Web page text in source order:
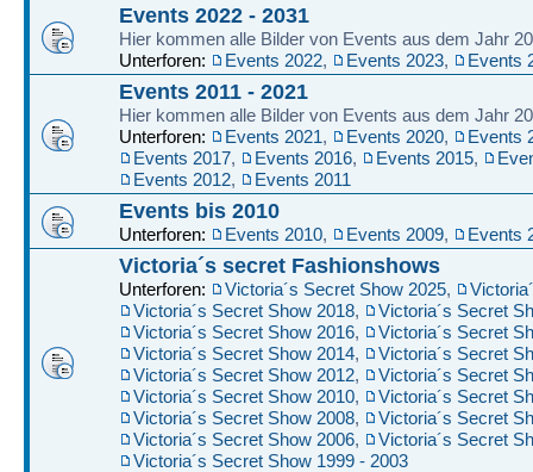
Events 2022 - 2031
Hier kommen alle Bilder von Events aus dem Jahr
Unterforen:
Events 2022, Events 2023, Events
Events 2011 - 2021
Hier kommen alle Bilder von Events aus dem Jahr
Unterforen:
Events 2021, Events 2020,
Events
Events 2017, Events 2016, Events 2015,
Events 2012, Events 2011
Events bis 2010
Unterforen: Events 2010, Events 2009, Events
Victoria´s secret Fashionshows
Unterforen: Victoria´s Secret Show 2025,
Victoria´s Secret Show 2018,
Victoria´s Secret
Victoria´s Secret Show 2016,
Victoria´s Secret
Victoria´s Secret Show 2014,
Victoria´s Secret
Victoria´s Secret Show 2012,
Victoria´s Secret
Victoria´s Secret Show 2010,
Victoria´s Secret
Victoria´s Secret Show 2008,
Victoria´s Secret
Victoria´s Secret Show 2006,
Victoria´s Secret
Victoria´s Secret Show 1999 - 2003